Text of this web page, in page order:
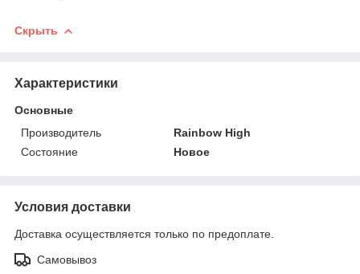
Скрыть
Характеристики
Основные
Производитель
Rainbow High
Состояние
Новое
Условия доставки
Доставка осуществляется только по предоплате.
Самовывоз